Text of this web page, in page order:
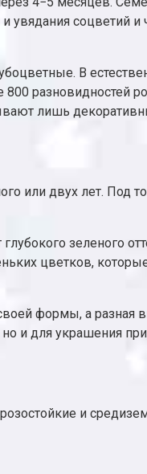
увядания соцветий и
В
разновидностей
лишь
или двух лет. Под
зеленого
цветков,
формы, а разная
и для украшения
и